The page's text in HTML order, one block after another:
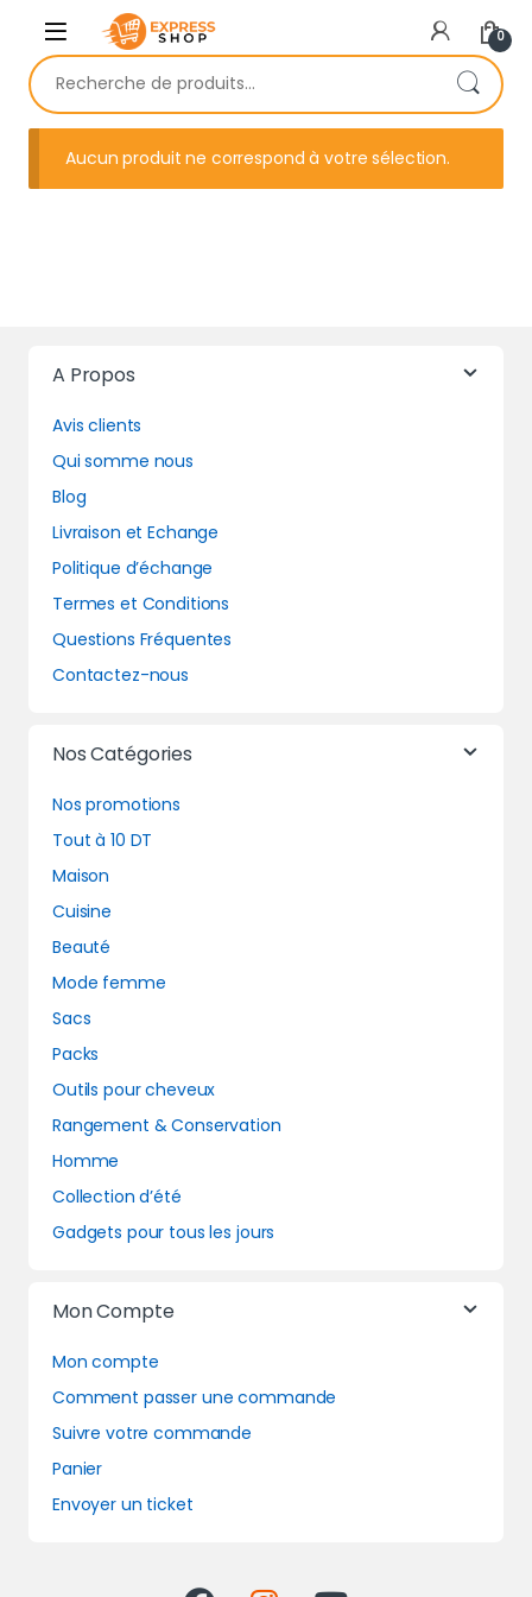
Skip to navigation
Skip to content
0
Recherche pour :
Aucun produit ne correspond à votre sélection.
A Propos
Avis clients
Qui somme nous
Blog
Livraison et Echange
Politique d’échange
Termes et Conditions
Questions Fréquentes
Contactez-nous
Nos Catégories
Nos promotions
Tout à 10 DT
Maison
Cuisine
Beauté
Mode femme
Sacs
Packs
Outils pour cheveux
Rangement & Conservation
Homme
Collection d’été
Gadgets pour tous les jours
Mon Compte
Mon compte
Comment passer une commande
Suivre votre commande
Panier
Envoyer un ticket